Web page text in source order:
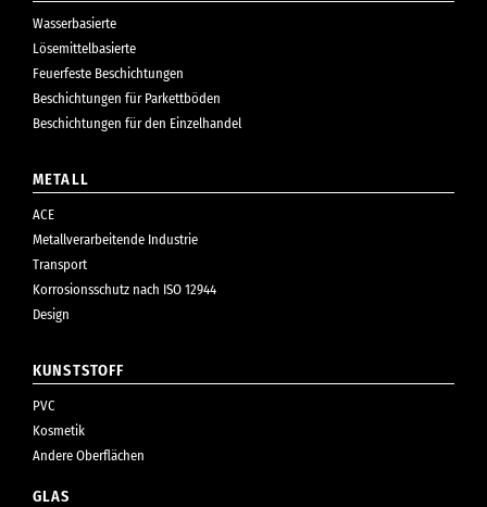
Wasserbasierte
Lösemittelbasierte
Feuerfeste Beschichtungen
Beschichtungen für Parkettböden
Beschichtungen für den Einzelhandel
METALL
ACE
Metallverarbeitende Industrie
Transport
Korrosionsschutz nach ISO 12944
Design
KUNSTSTOFF
PVC
Kosmetik
Andere Oberflächen
GLAS